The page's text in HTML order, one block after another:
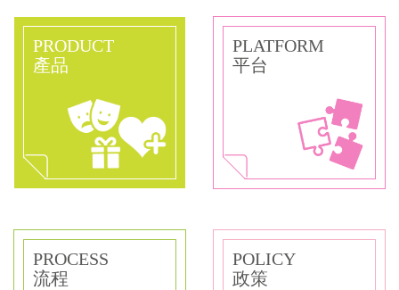
PRODUCT
產品
PLATFORM
平台
PROCESS
流程
POLICY
政策